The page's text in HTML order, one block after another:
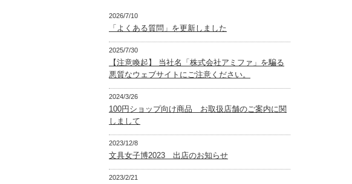
2026/7/10
「よくある質問」を更新しました
2025/7/30
【注意喚起】 当社名「株式会社アミファ」を騙る
悪質なウェブサイトにご注意ください。
2024/3/26
100円ショップ向け商品 お取扱店舗のご案内に関
しまして
2023/12/8
文具女子博2023 出店のお知らせ
2023/2/21